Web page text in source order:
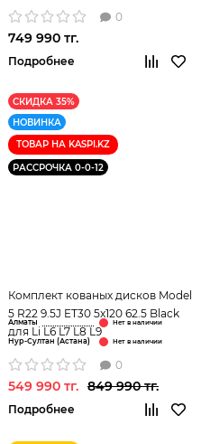
0
749 990 тг.
Подробнее
СКИДКА 35%
НОВИНКА
ТОВАР НА KASPI.KZ
РАССРОЧКА 0-0-12
Комплект кованых дисков Model
5 R22 9.5J ET30 5x120 62.5 Black
для Li L6 L7 L8 L9
Алматы
Нур-Султан (Астана)
0
549 990 тг. 849 990 тг.
Подробнее